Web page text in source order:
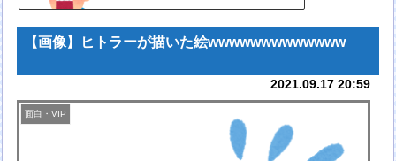
【画像】ヒトラーが描いた絵wwwwwwwwwwwww
2021.09.17 20:59
面白・VIP